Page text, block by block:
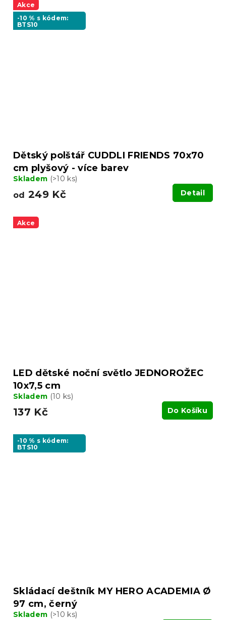
Akce
-10 % s kódem:
BTS10
Dětský polštář CUDDLI FRIENDS 70x70
cm plyšový - více barev
Skladem (>10 ks)
od 249 Kč Detail
Akce
LED dětské noční světlo JEDNOROŽEC
10x7,5 cm
Skladem (10 ks)
137 Kč Do Košíku
-10 % s kódem:
BTS10
Skládací deštník MY HERO ACADEMIA Ø
97 cm, černý
Skladem (>10 ks)